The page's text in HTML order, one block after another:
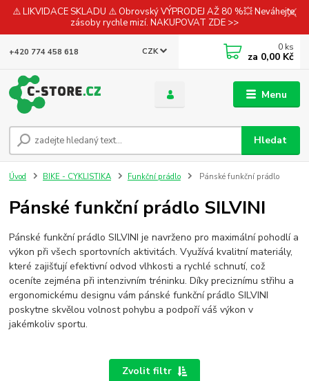
⚠️ LIKVIDACE SKLADU ⚠️ Obrovský VÝPRODEJ AŽ 80 %💥 Neváhejte,
zásoby rychle mizí. NAKUPOVAT ZDE >>
Menu
CZK
Hledat
+420 774 458 618 0 ks
za 0,00 Kč
Úvod BIKE - CYKLISTIKA Funkční prádlo Pánské funkční prádlo
Pánské funkční prádlo SILVINI
Pánské funkční prádlo SILVINI je navrženo pro maximální pohodlí a
výkon při všech sportovních aktivitách. Využívá kvalitní materiály,
které zajišťují efektivní odvod vlhkosti a rychlé schnutí, což
oceníte zejména při intenzivním tréninku. Díky preciznímu střihu a
ergonomickému designu vám pánské funkční prádlo SILVINI
poskytne skvělou volnost pohybu a podpoří váš výkon v
jakémkoliv sportu.
Zvolit filtr